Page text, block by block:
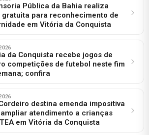
Pública da Bahia realiza
gratuita para reconhecimento de
em Vitória da Conquista
da Conquista recebe jogos de
competições de futebol neste fim
confira
destina emenda impositiva
atendimento a crianças
em Vitória da Conquista